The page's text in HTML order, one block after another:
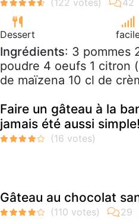
Dessert
Ingrédients: 3 pommes
poudre 4 oeufs 1 citron
de maïzena 10 cl de
Faire un gâteau à la
jamais été aussi simple!
Gâteau au chocolat